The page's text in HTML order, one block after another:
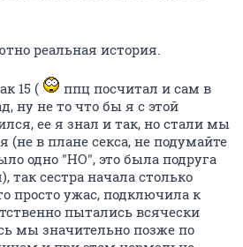
реальная история.
15 (
ппц посчитал и сам в
ну не то что бы я с этой
ее я знал и так, но стали мы
(не в плане секса, не подумайте
одно "НО", это была подруга
сестра начала столько
просто ужас, подключила к
пытались всячески
мы значительно позже по